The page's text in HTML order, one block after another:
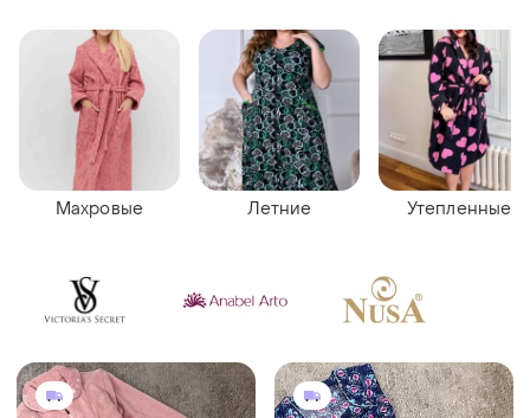
Махровые Летние Утепленные